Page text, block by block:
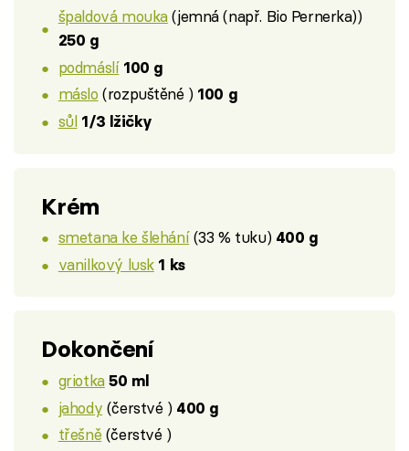
špaldová mouka(jemná (např. Bio Pernerka))
250 g
podmáslí 100 g
máslo (rozpuštěné ) 100 g
sůl 1/3 lžičky
Krém
smetana ke šlehání(33 % tuku) 400 g
vanilkový lusk 1 ks
Dokončení
griotka 50 ml
jahody (čerstvé ) 400 g
třešně (čerstvé )